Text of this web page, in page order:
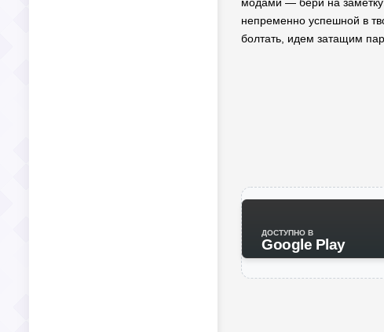
непременно успешной в
болтать, идем затащим
ДОСТУПНО В
Google Play